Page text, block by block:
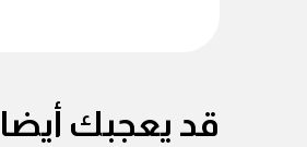
قد يعجبك أيضا